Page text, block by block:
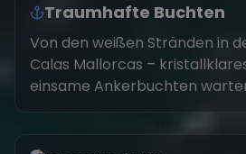
Traumhafte Buchten
Von den weißen Stränden in
Calas Mallorcas –
einsame Ankerbuchten